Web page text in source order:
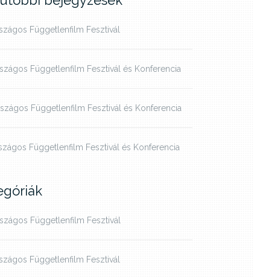
Függetlenfilm Fesztivál
Függetlenfilm Fesztivál és Konferencia
Függetlenfilm Fesztivál és Konferencia
Függetlenfilm Fesztivál és Konferencia
Függetlenfilm Fesztivál
Függetlenfilm Fesztivál